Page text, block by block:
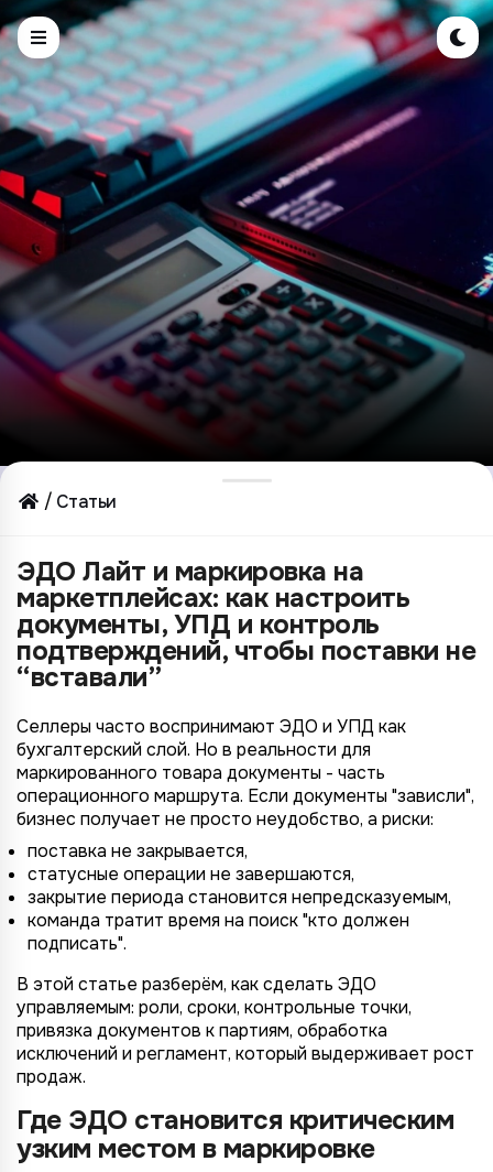
Статьи
ЭДО Лайт и маркировка на
маркетплейсах: как настроить
документы, УПД и контроль
подтверждений, чтобы поставки не
“вставали”
Селлеры часто воспринимают ЭДО и УПД как
бухгалтерский слой. Но в реальности для
маркированного товара документы - часть
операционного маршрута. Если документы "зависли",
бизнес получает не просто неудобство, а риски:
поставка не закрывается,
статусные операции не завершаются,
закрытие периода становится непредсказуемым,
команда тратит время на поиск "кто должен
подписать".
В этой статье разберём, как сделать ЭДО
управляемым: роли, сроки, контрольные точки,
привязка документов к партиям, обработка
исключений и регламент, который выдерживает рост
продаж.
Где ЭДО становится критическим
узким местом в маркировке